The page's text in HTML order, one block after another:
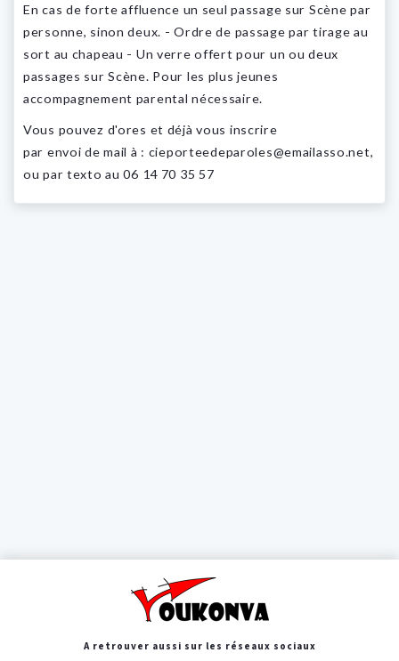
En cas de forte affluence un seul passage sur Scène par
personne, sinon deux. - Ordre de passage par tirage au
sort au chapeau - Un verre offert pour un ou deux
passages sur Scène. Pour les plus jeunes
accompagnement parental nécessaire.
Vous pouvez d'ores et déjà vous inscrire
par envoi de mail à : cieporteedeparoles@emailasso.net,
ou par texto au 06 14 70 35 57
A retrouver aussi sur les réseaux sociaux